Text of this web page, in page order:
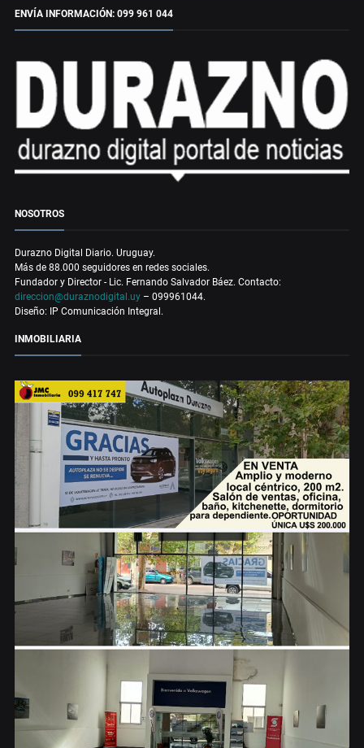
ENVÍA INFORMACIÓN: 099 961 044
NOSOTROS
Durazno Digital Diario. Uruguay.
Más de 88.000 seguidores en redes sociales.
Fundador y Director - Lic. Fernando Salvador Báez. Contacto:
direccion@duraznodigital.uy – 099961044.
Diseño: IP Comunicación Integral.
INMOBILIARIA